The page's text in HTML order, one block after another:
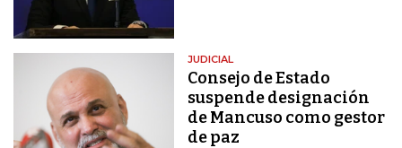
JUDICIAL
Consejo de Estado
suspende designación
de Mancuso como gestor
de paz